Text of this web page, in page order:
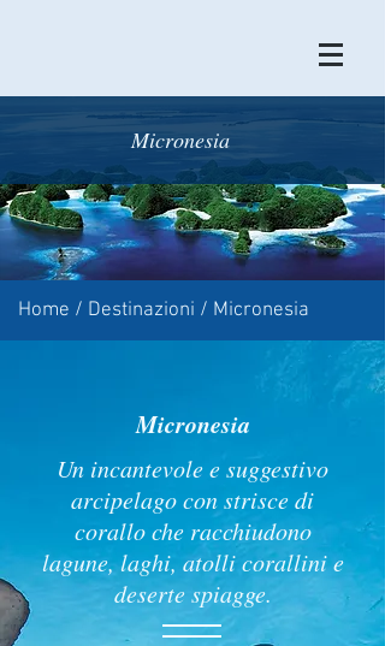
Micronesia
Home / Destinazioni / Micronesia
Micronesia
Un incantevole e suggestivo
arcipelago con strisce di
corallo che racchiudono
lagune, laghi, atolli corallini e
deserte spiagge.